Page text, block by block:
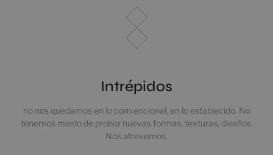
Intrépidos
no nos quedamos en lo convencional, en lo establecido. No
tenemos miedo de probar nuevas formas, texturas, diseños.
Nos atrevemos.